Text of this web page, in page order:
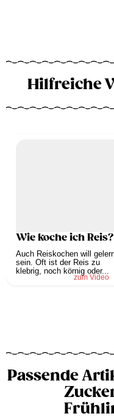
Hilfreiche
Wie koche ich Reis?
Auch Reiskochen will
sein. Oft ist der Reis zu
klebrig, noch körnig oder...
zum Video
Passende